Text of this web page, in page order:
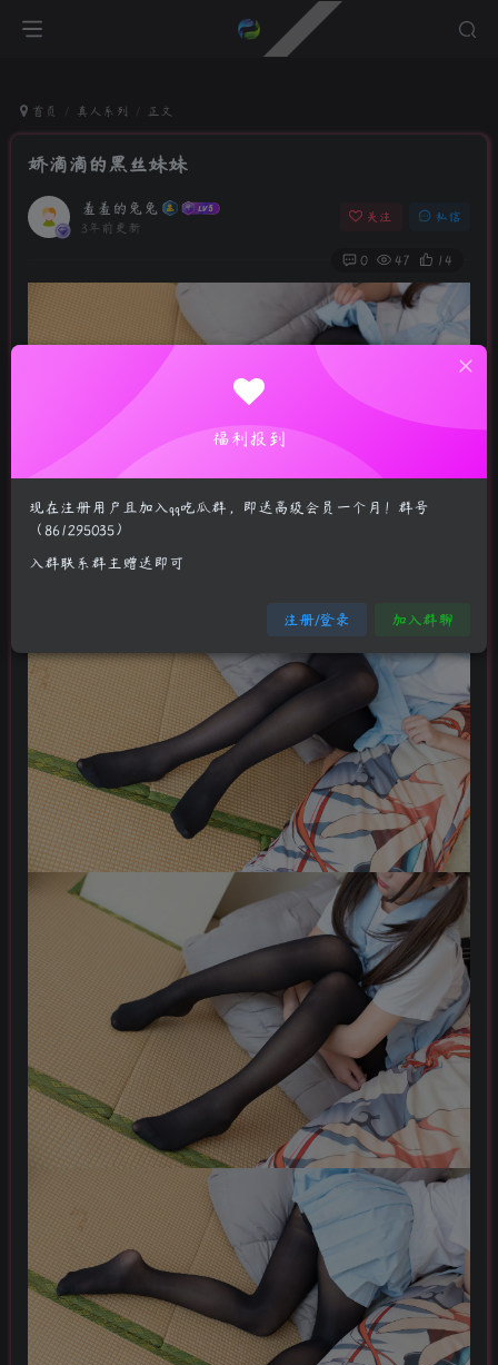
首页 真人系列 正文
娇滴滴的黑丝妹妹
羞羞的兔兔
3年前更新
关注 私信
0 47 14
福利报到
现在注册用户且加入qq吃瓜群，即送高级会员一个月！群号
（861295035）
入群联系群主赠送即可
注册/登录 加入群聊